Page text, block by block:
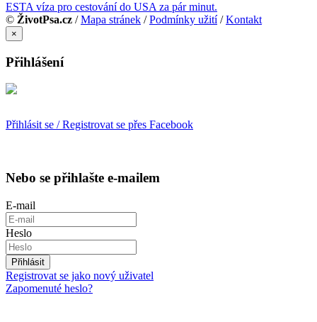
ESTA víza pro cestování do USA za pár minut.
© ŽivotPsa.cz /Mapa stránek /Podmínky užití/Kontakt
×
Přihlášení
Přihlásit se / Registrovat se přes Facebook
Nebo se přihlašte e-mailem
E-mail
Heslo
Přihlásit
Registrovat se jako nový uživatel
Zapomenuté heslo?